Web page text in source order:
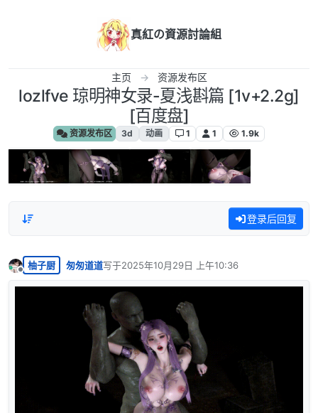
真紅の資源討論組
主页 资源发布区
lozlfve 琼明神女录-夏浅斟篇 [1v+2.2g]
[百度盘]
资源发布区 3d 动画 1 1 1.9k
登录后回复
离线
柚子厨 匆匆道道写于2025年10月29日 上午10:36
最后由 编辑